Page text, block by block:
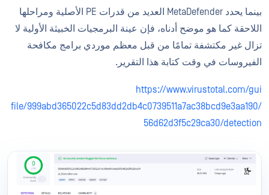
بينما يحدد MetaDefender العديد من قدرات PE الأصلية ومراحلها
اللاحقة كما هو موضح أدناه، فإن عينة البرمجيات الخبيثة الأولية لا
تزال غير مكتشفة تمامًا من قبل معظم موردي برامج مكافحة
الفيروسات في وقت كتابة هذا التقرير.
https://www.virustotal.com/gui
/file/999abd365022c5d83dd2db4c0739511a7ac38bcd9e3aa190
56d62d3f5c29ca30/detection